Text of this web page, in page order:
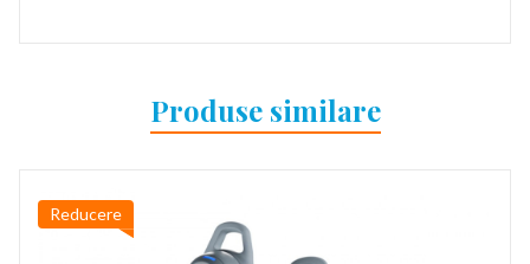
Produse similare
Reducere